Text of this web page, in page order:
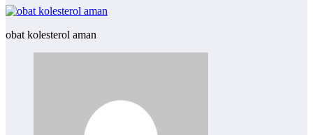
obat kolesterol aman